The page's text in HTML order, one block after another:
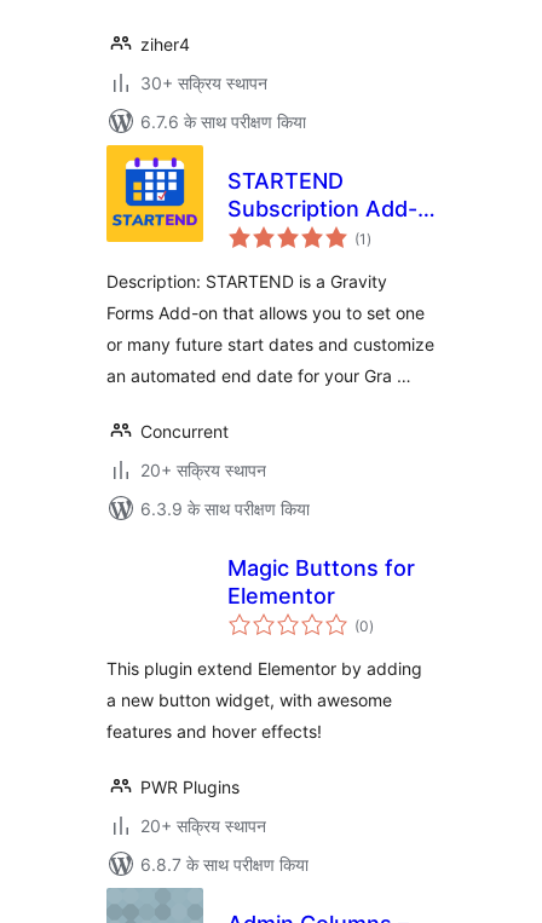
ziher4
30+ सक्रिय स्थापन
6.7.6 के साथ परीक्षण किया
STARTEND
Subscription Add-
On for
(1 कुल
दर)
Description: STARTEND is a Gravity
Forms Add-on that allows you to set one
or many future start dates and customize
an automated end date for your Gra …
Concurrent
20+ सक्रिय स्थापन
6.3.9 के साथ परीक्षण किया
Magic Buttons for
Elementor
(0कुल
दर)
This plugin extend Elementor by adding
a new button widget, with awesome
features and hover effects!
PWR Plugins
20+ सक्रिय स्थापन
6.8.7 के साथ परीक्षण किया